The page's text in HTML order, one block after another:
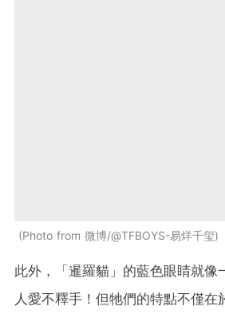
Photo from 微博/@TFBOYS-易烊千玺
此外，「暹羅貓」的藍色眼睛就像
人愛不釋手！但牠們的特點不僅在